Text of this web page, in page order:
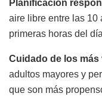
Planificación
aire libre entre las 10
primeras horas del
Cuidado de los más
adultos mayores y
que son más